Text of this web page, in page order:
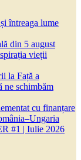
întreaga lume
din 5 august
vieții
la Față a
ne schimbăm
cu finanțare
#1 | Iulie 2026